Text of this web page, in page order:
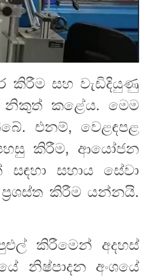
කිරීම සහ වැඩිදියුණු
නිකුත් කළේය. මෙම
එනම්, වෙළඳපළ
කිරීම, ආයෝජන
සහාය සේවා
කිරීම යන්නයි.
කිරීමෙන් අදහස්
නිෂ්පාදන අංශයේ